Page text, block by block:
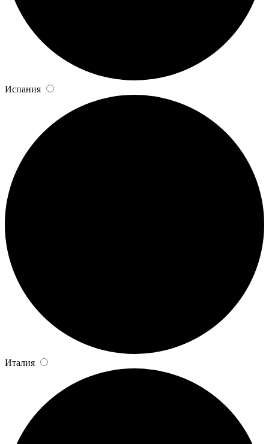
Испания
Италия